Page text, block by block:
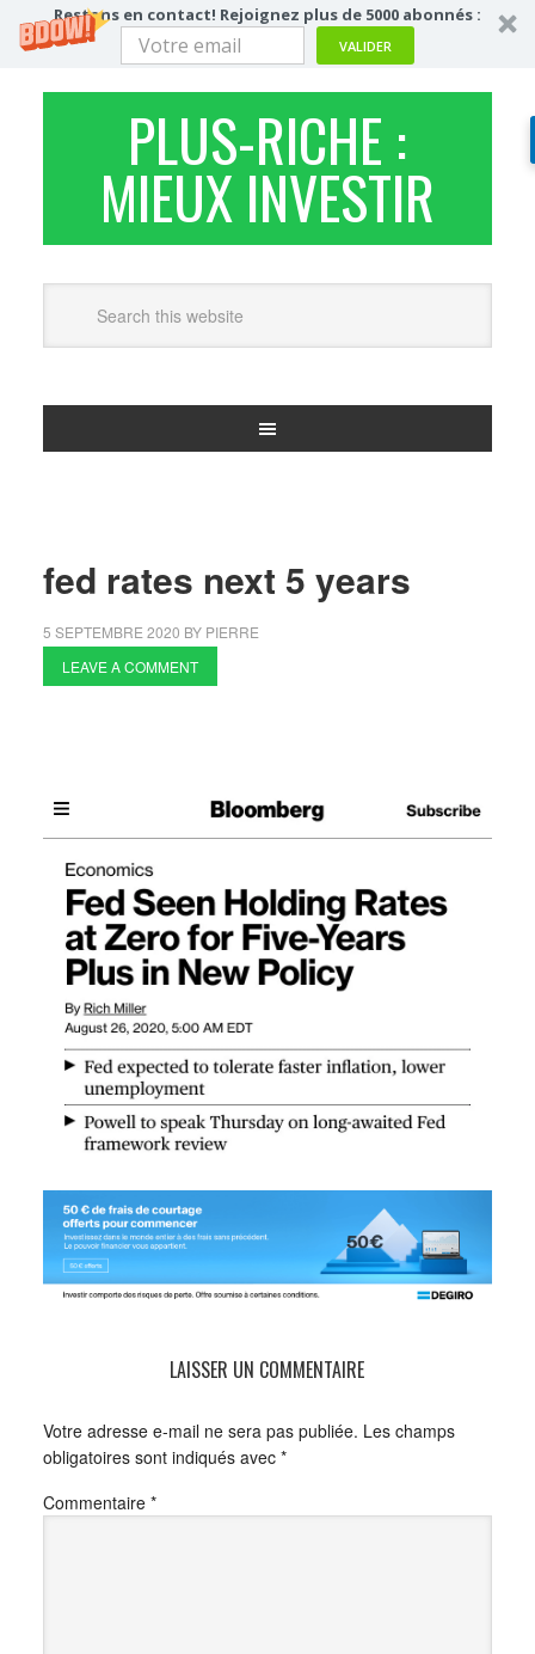
Restons en contact! Rejoignez plus de 5000 abonnés :
VALIDER
PLUS-RICHE :
MIEUX INVESTIR
fed rates next 5 years
5 SEPTEMBRE 2020 BY PIERRE
LEAVE A COMMENT
LAISSER UN COMMENTAIRE
Votre adresse e-mail ne sera pas publiée. Les champs
obligatoires sont indiqués avec *
Commentaire *